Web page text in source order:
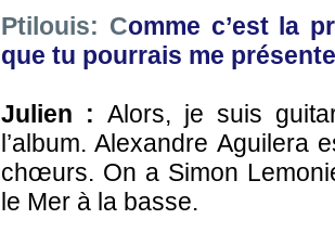
Ptilouis: Comme c’est la
que tu pourrais me
Julien : Alors, je suis
l’album. Alexandre Aguilera
chœurs. On a Simon
le Mer à la basse.